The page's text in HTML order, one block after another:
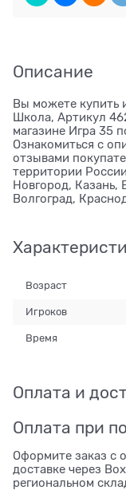
Описание
Вы можете купить
Школа, Артикул
магазине Игра 35
Ознакомиться с
отзывами
территории
Новгород, Казань,
Волгоград,
Возраст
Игроков
Время
Оплата и
Оплата при
Оформите заказ с
доставке через
региональном